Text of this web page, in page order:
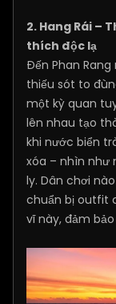
2. Hang Rái –
thích độc lạ
Đến Phan
thiếu sót to
một kỳ quan
lên nhau tạo
khi nước biển
xóa – nhìn như
ly. Dân chơi
chuẩn bị outfit
vĩ này, đảm